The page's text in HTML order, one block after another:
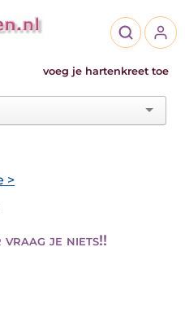
voeg je hartenkreet toe
>
vraag je niets!!